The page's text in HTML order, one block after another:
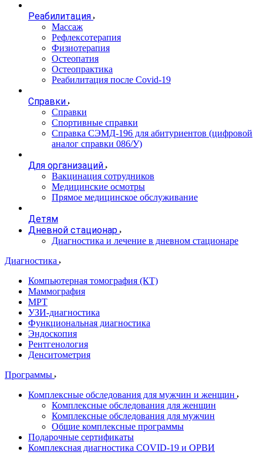
Реабилитация
Массаж
Рефлексотерапия
Физиотерапия
Остеопатия
Остеопрактика
Реабилитация после Covid-19
Справки
Справки
Спортивные справки
Справка СЭМД‑196 для абитуриентов (цифровой
аналог справки 086/У)
Для организаций
Вакцинация сотрудников
Медицинские осмотры
Прямое медицинское обслуживание
Детям
Дневной стационар
Диагностика и лечение в дневном стационаре
Диагностика
Компьютерная томография (КТ)
Маммография
МРТ
УЗИ-диагностика
Функциональная диагностика
Эндоскопия
Рентгенология
Денситометрия
Программы
Комплексные обследования для мужчин и женщин
Комплексные обследования для женщин
Комплексные обследования для мужчин
Общие комплексные программы
Подарочные сертификаты
Комплексная диагностика COVID-19 и ОРВИ